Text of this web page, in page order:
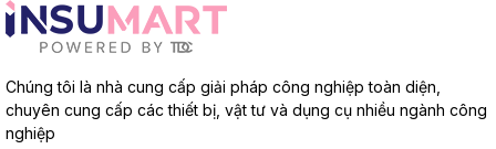
Chúng tôi là nhà cung cấp giải pháp công nghiệp toàn diện,
chuyên cung cấp các thiết bị, vật tư và dụng cụ nhiều ngành công
nghiệp